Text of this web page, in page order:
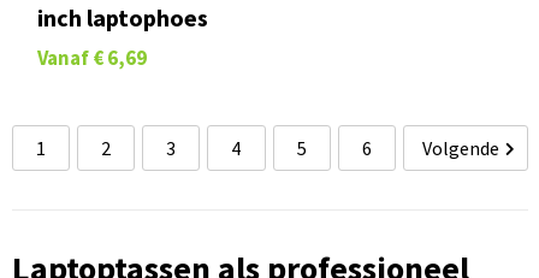
inch laptophoes
Vanaf € 6,69
1 2 3 4 5 6 Volgende
Laptoptassen als professioneel